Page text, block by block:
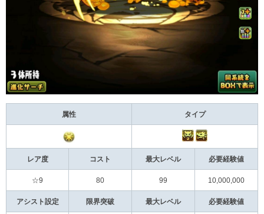
属性 タイプ
レア度 コスト 最大レベル 必要経験値
☆9 80 99 10,000,000
アシスト設定 限界突破 最大レベル 必要経験値